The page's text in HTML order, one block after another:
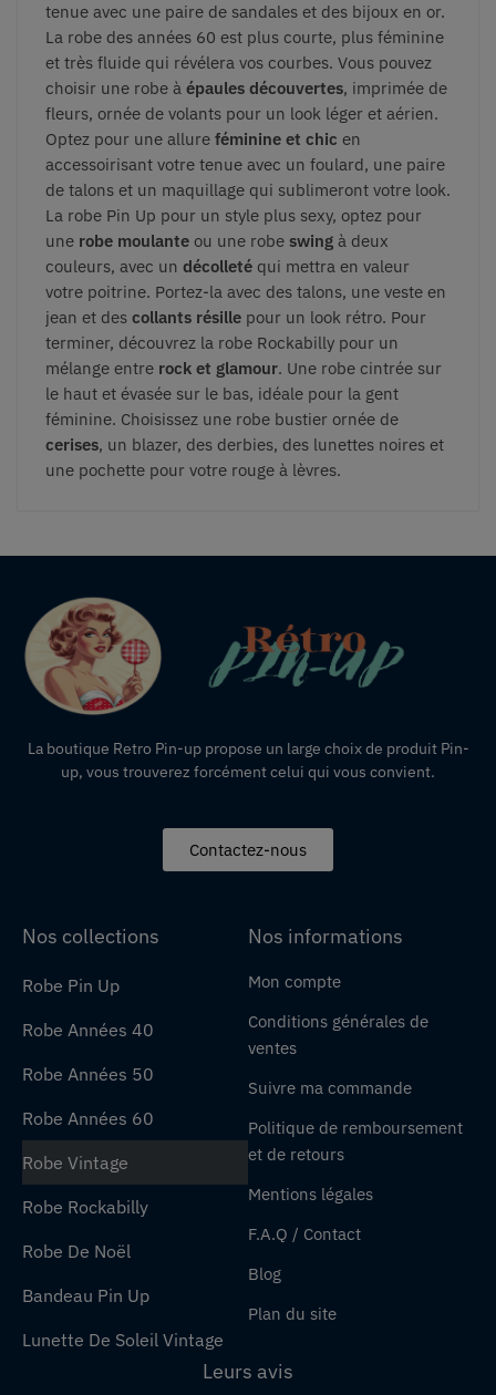
tenue avec une paire de sandales et des bijoux en or.
La robe des années 60 est plus courte, plus féminine
et très fluide qui révélera vos courbes. Vous pouvez
choisir une robe à épaules découvertes, imprimée de
fleurs, ornée de volants pour un look léger et aérien.
Optez pour une allure féminine et chic en
accessoirisant votre tenue avec un foulard, une paire
de talons et un maquillage qui sublimeront votre look.
La robe Pin Up pour un style plus sexy, optez pour
une robe moulante ou une robe swing à deux
couleurs, avec un décolleté qui mettra en valeur
votre poitrine. Portez-la avec des talons, une veste en
jean et des collants résille pour un look rétro. Pour
terminer, découvrez la robe Rockabilly pour un
mélange entre rock et glamour. Une robe cintrée sur
le haut et évasée sur le bas, idéale pour la gent
féminine. Choisissez une robe bustier ornée de
cerises, un blazer, des derbies, des lunettes noires et
une pochette pour votre rouge à lèvres.
La boutique Retro Pin-up propose un large choix de produit Pin-
up, vous trouverez forcément celui qui vous convient.
Contactez-nous
Nos collections
Robe Pin Up
Robe Années 40
Robe Années 50
Robe Années 60
Robe Vintage
Robe Rockabilly
Robe De Noël
Bandeau Pin Up
Lunette De Soleil Vintage
Nos informations
Mon compte
Conditions générales de
ventes
Suivre ma commande
Politique de remboursement
et de retours
Mentions légales
F.A.Q / Contact
Blog
Plan du site
Leurs avis